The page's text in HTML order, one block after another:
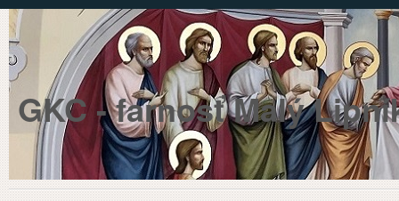
Prejsť k obsahu
GKC - farnosť Malý
Fotogaléria